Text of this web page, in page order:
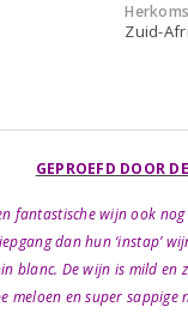
Zuid-
GEPROEFD DOOR
fantastische wijn ook
dan hun ‘instap’
blanc. De wijn is mild
meloen en super sappige